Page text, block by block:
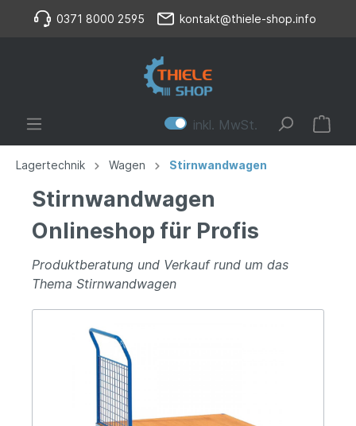
0371 8000 2595 kontakt@thiele-shop.info
inkl. MwSt.
Lagertechnik Wagen Stirnwandwagen
Stirnwandwagen
Onlineshop für Profis
Produktberatung und Verkauf rund um das
Thema Stirnwandwagen